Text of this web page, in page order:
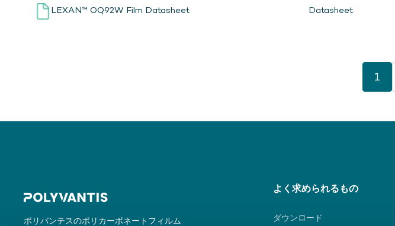
LEXAN™ OQ92W Film Datasheet Datasheet
1
ポリバンテスのポリカーボネートフィルム
よく求められるもの
ダウンロード